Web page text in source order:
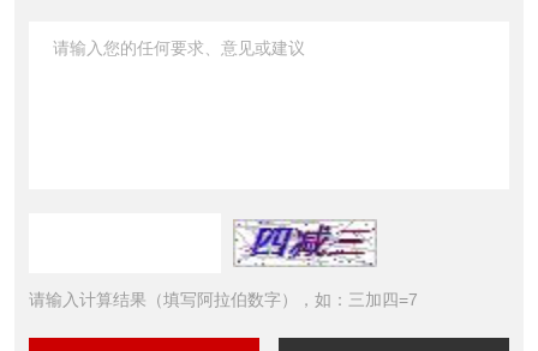
请输入计算结果（填写阿拉伯数字），如：三加四=7